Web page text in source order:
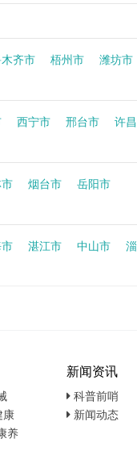
齐市 梧州市 潍坊市
西宁市 邢台市 许
烟台市 岳阳市
湛江市 中山市
康
养
新闻资讯
科普前哨
新闻动态